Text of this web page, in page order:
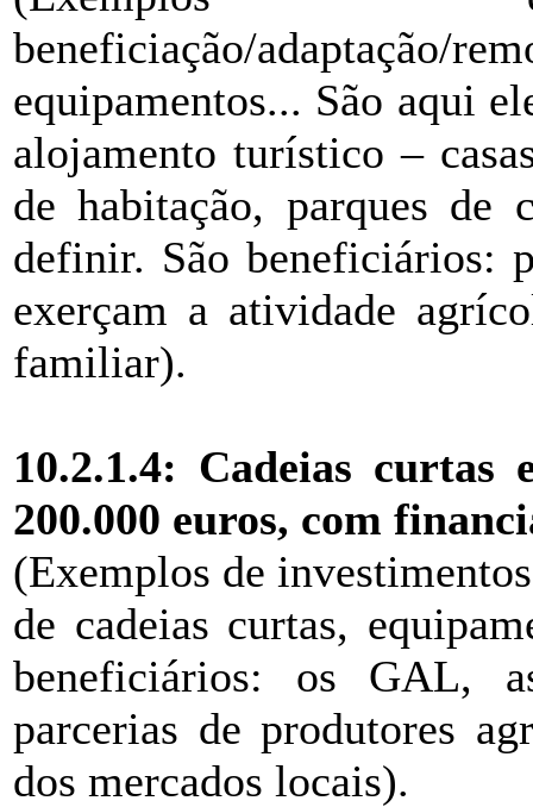
beneficiação/
equipamentos... São aqui
alojamento turístico –
de habitação, parques de
definir. São beneficiários:
exerçam a atividade
familiar).
10.2.1.4: Cadeias curtas
200.000 euros, com
(Exemplos de
de cadeias curtas,
beneficiários: os GAL,
parcerias de produtores
dos mercados locais).